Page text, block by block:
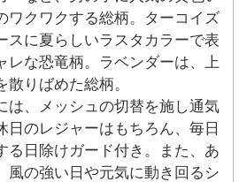
ワクワクする総柄。ターコイズ
スに夏らしいラスタカラーで表
レな恐竜柄。ラベンダーは、上
りばめた総柄。
は、メッシュの切替を施し通気
日のレジャーはもちろん、毎日
る日除けガード付き。また、あ
風の強い日や元気に動き回るシ